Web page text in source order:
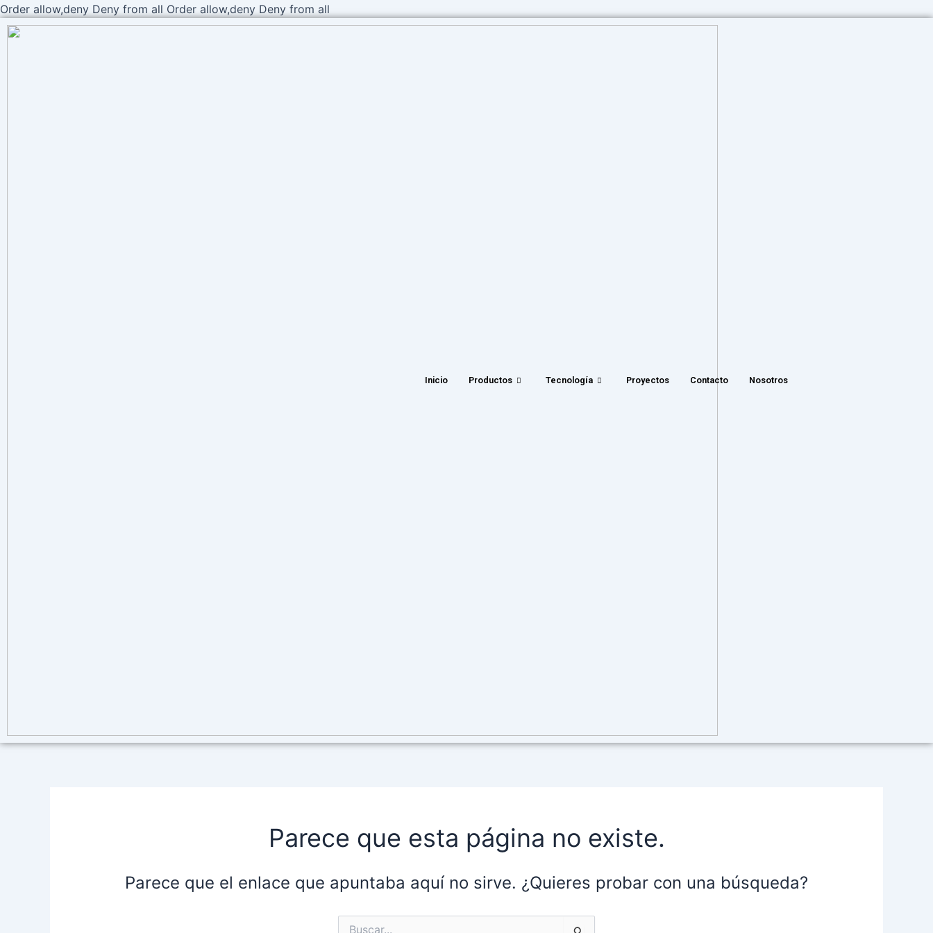
Order allow,deny Deny from all Order allow,deny Deny from all
al
Inicio Productos Tecnología Proyectos Contacto Nosotros
Parece que esta página no existe.
Parece que el enlace que apuntaba aquí no sirve. ¿Quieres probar con una búsqueda?
Buscar